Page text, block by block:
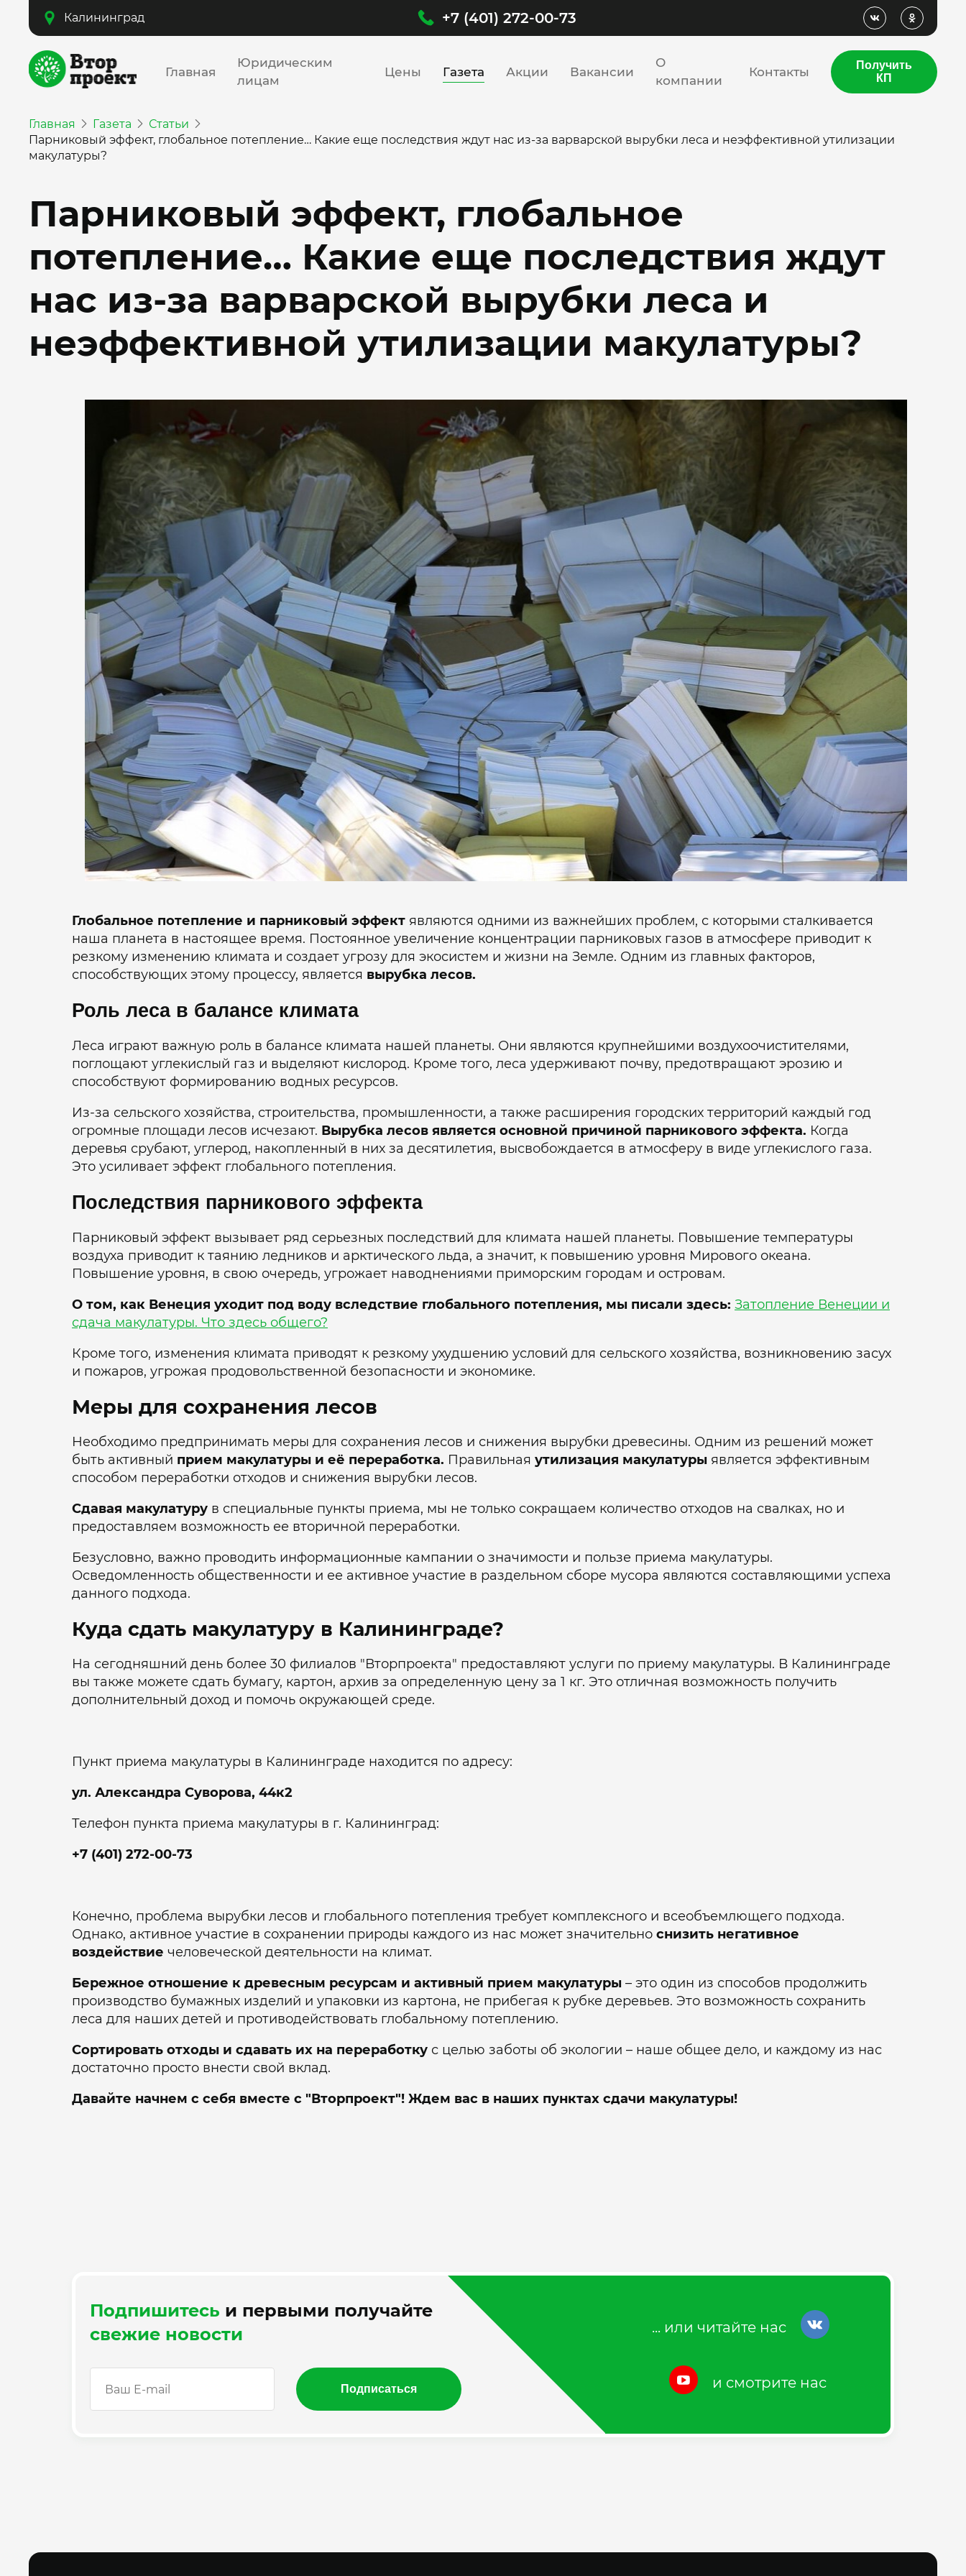
Калининград +7 (401) 272-00-73
Главная
Юридическим
лицам
Цены Газета Акции Вакансии
О
компании
Контакты
Получить
КП
Главная Газета
Статьи
Парниковый эффект, глобальное потепление… Какие еще последствия ждут нас из-за варварской вырубки леса и неэффективной утилизации
макулатуры?
Парниковый эффект, глобальное
потепление… Какие еще последствия ждут
нас из-за варварской вырубки леса и
неэффективной утилизации макулатуры?
Глобальное потепление и парниковый эффект являются одними из важнейших проблем, с которыми сталкивается
наша планета в настоящее время. Постоянное увеличение концентрации парниковых газов в атмосфере приводит к
резкому изменению климата и создает угрозу для экосистем и жизни на Земле. Одним из главных факторов,
способствующих этому процессу, является вырубка лесов.
Роль леса в балансе климата
Леса играют важную роль в балансе климата нашей планеты. Они являются крупнейшими воздухоочистителями,
поглощают углекислый газ и выделяют кислород. Кроме того, леса удерживают почву, предотвращают эрозию и
способствуют формированию водных ресурсов.
Из-за сельского хозяйства, строительства, промышленности, а также расширения городских территорий каждый год
огромные площади лесов исчезают. Вырубка лесов является основной причиной парникового эффекта. Когда
деревья срубают, углерод, накопленный в них за десятилетия, высвобождается в атмосферу в виде углекислого газа.
Это усиливает эффект глобального потепления.
Последствия парникового эффекта
Парниковый эффект вызывает ряд серьезных последствий для климата нашей планеты. Повышение температуры
воздуха приводит к таянию ледников и арктического льда, а значит, к повышению уровня Мирового океана.
Повышение уровня, в свою очередь, угрожает наводнениями приморским городам и островам.
О том, как Венеция уходит под воду вследствие глобального потепления, мы писали здесь: Затопление Венеции и
сдача макулатуры. Что здесь общего?
Кроме того, изменения климата приводят к резкому ухудшению условий для сельского хозяйства, возникновению засух
и пожаров, угрожая продовольственной безопасности и экономике.
Меры для сохранения лесов
Необходимо предпринимать меры для сохранения лесов и снижения вырубки древесины. Одним из решений может
быть активный прием макулатуры и её переработка. Правильная утилизация макулатуры является эффективным
способом переработки отходов и снижения вырубки лесов.
Сдавая макулатуру в специальные пункты приема, мы не только сокращаем количество отходов на свалках, но и
предоставляем возможность ее вторичной переработки.
Безусловно, важно проводить информационные кампании о значимости и пользе приема макулатуры.
Осведомленность общественности и ее активное участие в раздельном сборе мусора являются составляющими успеха
данного подхода.
Куда сдать макулатуру в Калининграде?
На сегодняшний день более 30 филиалов "Вторпроекта" предоставляют услуги по приему макулатуры. В Калининграде
вы также можете сдать бумагу, картон, архив за определенную цену за 1 кг. Это отличная возможность получить
дополнительный доход и помочь окружающей среде.
Пункт приема макулатуры в Калининграде находится по адресу:
ул. Александра Суворова, 44к2
Телефон пункта приема макулатуры в г. Калининград:
+7 (401) 272-00-73
Конечно, проблема вырубки лесов и глобального потепления требует комплексного и всеобъемлющего подхода.
Однако, активное участие в сохранении природы каждого из нас может значительно снизить негативное
воздействие человеческой деятельности на климат.
Бережное отношение к древесным ресурсам и активный прием макулатуры – это один из способов продолжить
производство бумажных изделий и упаковки из картона, не прибегая к рубке деревьев. Это возможность сохранить
леса для наших детей и противодействовать глобальному потеплению.
Сортировать отходы и сдавать их на переработку с целью заботы об экологии – наше общее дело, и каждому из нас
достаточно просто внести свой вклад.
Давайте начнем с себя вместе с "Вторпроект"! Ждем вас в наших пунктах сдачи макулатуры!
Подпишитесь и первыми получайте
свежие новости
Подписаться
... или читайте нас
и смотрите нас